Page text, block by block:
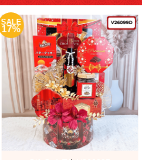
SALE
17%